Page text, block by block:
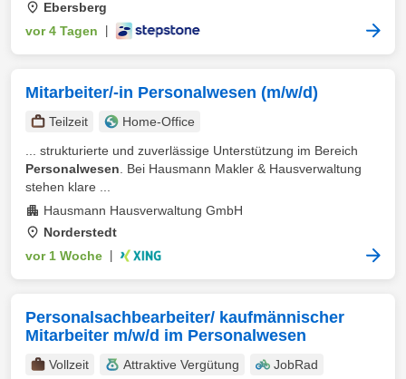
Ebersberg
vor 4 Tagen
Mitarbeiter/-in Personalwesen (m/w/d)
Teilzeit
Home-Office
... strukturierte und zuverlässige Unterstützung im Bereich
Personalwesen . Bei Hausmann Makler & Hausverwaltung
stehen klare ...
Hausmann Hausverwaltung GmbH
Norderstedt
vor 1 Woche
Personalsachbearbeiter/ kaufmännischer
Mitarbeiter m/w/d im Personalwesen
Vollzeit Attraktive Vergütung
JobRad